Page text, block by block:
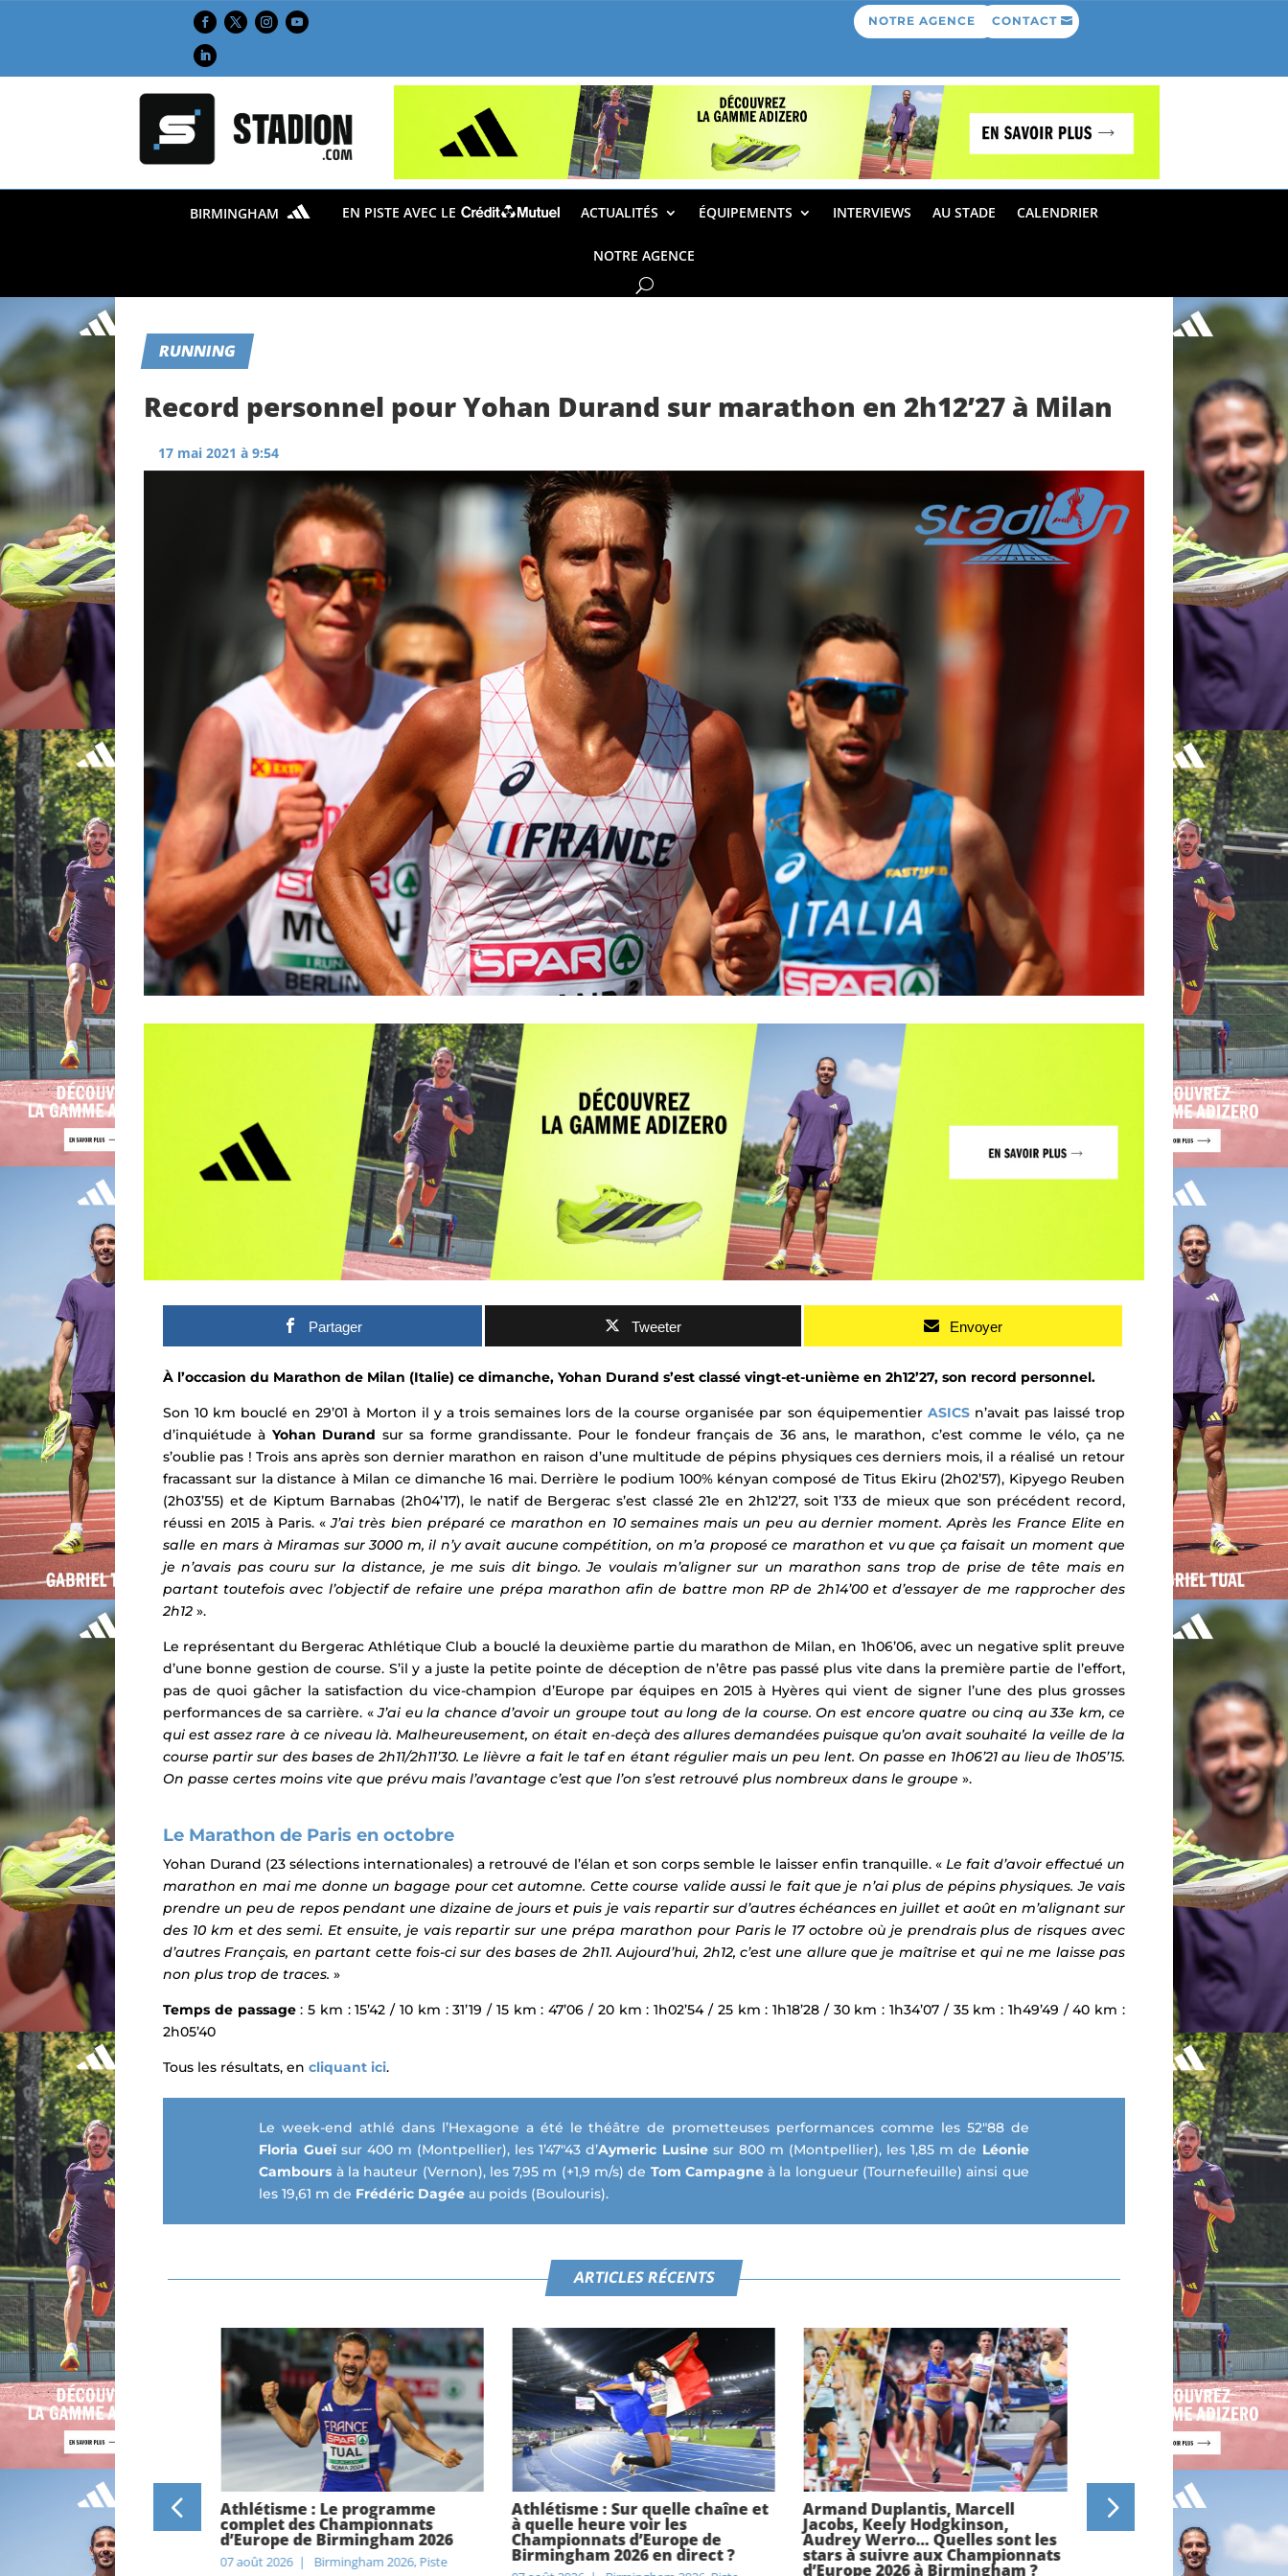
NOTRE AGENCE CONTACT
BIRMINGHAM EN PISTE AVEC LE ACTUALITÉS ÉQUIPEMENTS INTERVIEWS AU STADE CALENDRIER
NOTRE AGENCE
RUNNING
Record personnel pour Yohan Durand sur marathon en 2h12’27 à Milan
17 mai 2021 à 9:54
Partager Tweeter Envoyer
À l’occasion du Marathon de Milan (Italie) ce dimanche, Yohan Durand s’est classé vingt-et-unième en 2h12’27, son record personnel.
Son 10 km bouclé en 29’01 à Morton il y a trois semaines lors de la course organisée par son équipementier ASICSn’avait pas laissé trop
d’inquiétude à Yohan Durand sur sa forme grandissante. Pour le fondeur français de 36 ans, le marathon, c’est comme le vélo, ça ne
s’oublie pas ! Trois ans après son dernier marathon en raison d’une multitude de pépins physiques ces derniers mois, il a réalisé un retour
fracassant sur la distance àMilan ce dimanche 16 mai. Derrière le podium 100% kényan composé de Titus Ekiru (2h02’57), Kipyego Reuben
(2h03’55) et de Kiptum Barnabas (2h04’17), le natif de Bergerac s’est classé 21e en 2h12’27, soit 1’33 de mieux que son précédent record,
réussi en 2015 à Paris. «J’ai très bien préparé ce marathon en 10 semaines mais un peu au dernier moment. Après les France Elite en
salle en mars à Miramas sur 3000 m, il n’y avait aucune compétition, on m’a proposé ce marathon et vu que ça faisait un moment que
je n’avais pas couru sur la distance, je me suis dit bingo. Je voulais m’aligner sur un marathon sans trop de prise de tête mais en
partant toutefois avec l’objectif de refaire une prépa marathon afin de battre mon RP de 2h14’00 et d’essayer de me rapprocher des
2h12 ».
Le représentant du Bergerac Athlétique Club a bouclé la deuxième partie du marathon de Milan, en 1h06’06, avec un negative split preuve
d’une bonne gestion de course. S’il y a juste la petite pointe de déception de n’être pas passé plus vite dans la première partie de l’effort,
pas de quoi gâcher la satisfaction du vice-champion d’Europe par équipes en 2015 à Hyères qui vient de signer l’une des plus grosses
performances de sa carrière. «J’ai eu la chance d’avoir un groupe tout au long de la course. On est encore quatre ou cinq au 33e km, ce
qui est assez rare à ce niveau là. Malheureusement, on était en-deçà des allures demandées puisque qu’on avait souhaité la veille de la
course partir sur des bases de 2h11/2h11’30. Le lièvre a fait le taf en étant régulier mais un peu lent. On passe en 1h06’21 au lieu de 1h05’15.
On passe certes moins vite que prévu mais l’avantage c’est que l’on s’est retrouvé plus nombreux dans le groupe ».
Le Marathon de Paris en octobre
Yohan Durand (23 sélections internationales) a retrouvé de l’élan et son corps semble le laisser enfin tranquille. « Le fait d’avoir effectué un
marathon en mai me donne un bagage pour cet automne. Cette course valide aussi le fait que je n’ai plus de pépins physiques. Je vais
prendre un peu de repos pendant une dizaine de jours et puis je vais repartir sur d’autres échéances en juillet et août en m’alignant sur
des 10 km et des semi. Et ensuite, je vais repartir sur une prépa marathon pour Paris le 17 octobre où je prendrais plus de risques avec
d’autres Français, en partant cette fois-ci sur des bases de 2h11. Aujourd’hui, 2h12, c’est une allure que je maîtrise et qui ne me laisse pas
non plus trop de traces. »
Temps de passage: 5 km : 15’42 / 10 km : 31’19 / 15 km : 47’06 / 20 km : 1h02’54 / 25 km : 1h18’28 / 30 km : 1h34’07 / 35 km : 1h49’49 / 40 km :
2h05’40
Tous les résultats, en cliquant ici.
Le week-end athlé dans l’Hexagone a été le théâtre de prometteuses performances comme les 52″88 de
Floria Gueïsur 400 m (Montpellier), les 1’47″43 d’Aymeric Lusinesur 800 m (Montpellier), les1,85 m de Léonie
Cambours à la hauteur (Vernon), les 7,95 m (+1,9 m/s) de Tom Campagneà la longueur (Tournefeuille) ainsi que
les 19,61 m de Frédéric Dagée au poids (Boulouris).
ARTICLES RÉCENTS
d’Europe de
: Interview croisée
et Mathieu Collet,
réunis sous le maillot
Athlétisme : Le programme
complet des Championnats
d’Europe de Birmingham 2026
07 août 2026 | Birmingham 2026,Piste
Athlétisme : Sur quelle chaîne et
à quelle heure voir les
Championnats d’Europe de
Birmingham 2026 en direct ?
Armand Duplantis, Marcell
Jacobs, Keely Hodgkinson,
Audrey Werro… Quelles sont les
stars à suivre aux Championnats
d’Europe 2026 à Birmingham ?
Championnats d’Europe
Birmingham 2026 :
Gressier, Just Kwaou-
Samuel Vessat, Hilary
Yann Chaussinand…